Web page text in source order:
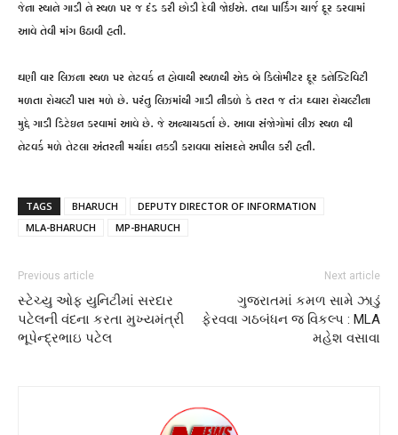
જેના સ્થાને ગાડી ને સ્થળ પર જ દંડ કરી છોડી દેવી જોઈએ. તથા પાર્કિંગ ચાર્જ દૂર કરવામાં
આવે તેવી માંગ ઉઠાવી હતી.
ઘણી વાર લિઝના સ્થળ પર નેટવર્ક ન હોવાથી સ્થળથી એક બે કિલોમીટર દૂર કનેક્ટિવિટી
મળતા રોયલ્ટી પાસ મળે છે. પરંતુ લિઝમાંથી ગાડી નીકળે કે તરત જ તંત્ર ઘ્વારા રોયલ્ટીના
મુદ્દે ગાડી ડિટેઇન કરવામાં આવે છે. જે અન્યાયકર્તા છે. આવા સંજોગોમાં લીઝ સ્થળ થી
નેટવર્ક મળે તેટલા અંતરની મર્યાદા નક્કી કરાવવા સાંસદને અપીલ કરી હતી.
TAGS BHARUCH
DEPUTY DIRECTOR OF INFORMATION
MLA-BHARUCH
MP-BHARUCH
Previous article
સ્ટેચ્યુ ઓફ યુનિટીમાં સરદાર
પટેલની વંદના કરતા મુખ્યમંત્રી
ભૂપેન્દ્રભાઇ પટેલ
Next article
ગુજરાતમાં કમળ સામે ઝાડું
ફેરવવા ગઠબંધન જ વિકલ્પ : MLA
મહેશ વસાવા